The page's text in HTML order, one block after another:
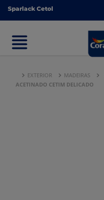
Sparlack Cetol
Sparlack Cetol
EXTERIOR MADEIRAS
ACETINADO CETIM DELICADO